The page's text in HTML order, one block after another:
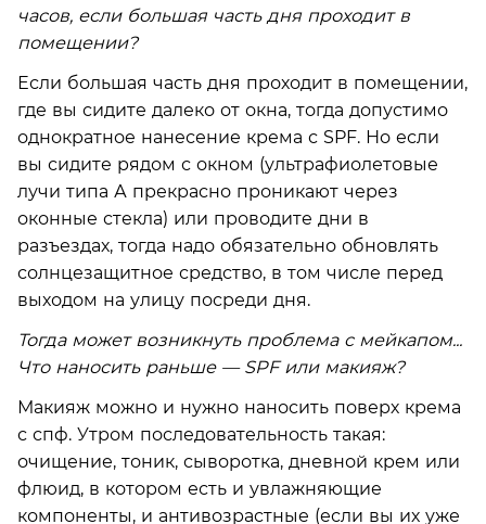
часов, если большая часть дня проходит в
помещении?
Если большая часть дня проходит в помещении,
где вы сидите далеко от окна, тогда допустимо
однократное нанесение крема с SPF. Но если
вы сидите рядом с окном (ультрафиолетовые
лучи типа А прекрасно проникают через
оконные стекла) или проводите дни в
разъездах, тогда надо обязательно обновлять
солнцезащитное средство, в том числе перед
выходом на улицу посреди дня.
Тогда может возникнуть проблема с мейкапом...
Что наносить раньше — SPF или макияж?
Макияж можно и нужно наносить поверх крема
с спф. Утром последовательность такая:
очищение, тоник, сыворотка, дневной крем или
флюид, в котором есть и увлажняющие
компоненты, и антивозрастные (если вы их уже